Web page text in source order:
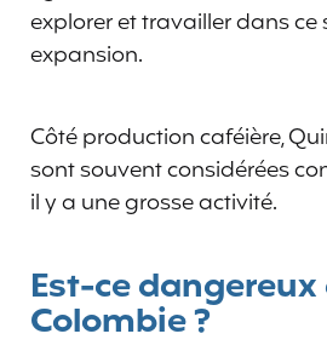
explorer et travailler dans ce
expansion.
Côté production caféière,
sont souvent considérées
il y a une grosse activité.
Est-ce dangereux
Colombie ?